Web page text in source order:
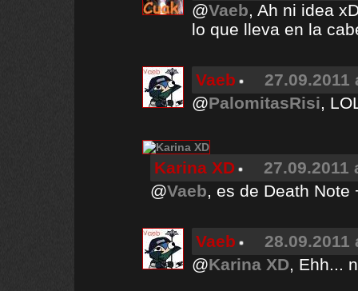
@Vaeb, Ah ni idea
lo que lleva en la
Vaeb
27.09.2011
@PalomitasRisi,
Karina XD
27.09.2011
@Vaeb, es de Death Note
Vaeb
28.09.2011
@Karina XD, Ehh...